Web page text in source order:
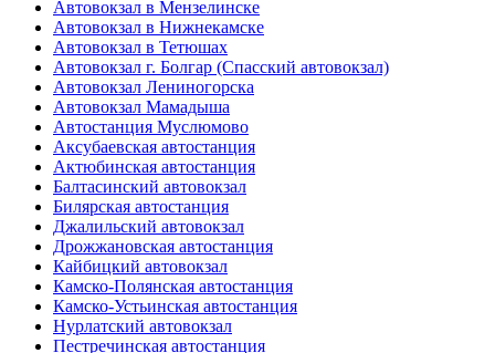
Автовокзал в Мензелинске
Автовокзал в Нижнекамске
Автовокзал в Тетюшах
Автовокзал г. Болгар (Спасский автовокзал)
Автовокзал Лениногорска
Автовокзал Мамадыша
Автостанция Муслюмово
Аксубаевская автостанция
Актюбинская автостанция
Балтасинский автовокзал
Билярская автостанция
Джалильский автовокзал
Дрожжановская автостанция
Кайбицкий автовокзал
Камско-Полянская автостанция
Камско-Устьинская автостанция
Нурлатский автовокзал
Пестречинская автостанция